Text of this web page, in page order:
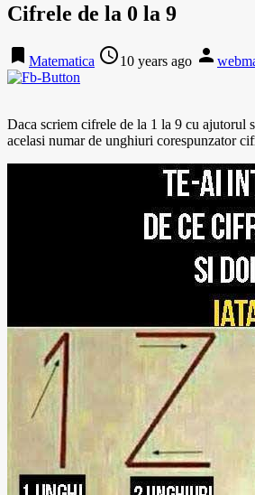
Cifrele de la 0 la 9
bookmark Matematica access_time10 years ago person
Daca scriem cifrele de la 1 la 9 cu ajutorul
acelasi numar de unghiuri corespunzator